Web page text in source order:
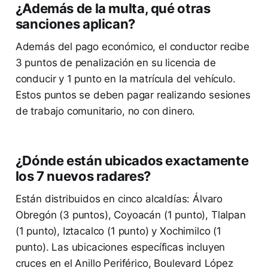
¿Además de la multa, qué otras
sanciones aplican?
Además del pago económico, el conductor recibe
3 puntos de penalización en su licencia de
conducir y 1 punto en la matrícula del vehículo.
Estos puntos se deben pagar realizando sesiones
de trabajo comunitario, no con dinero.
¿Dónde están ubicados exactamente
los 7 nuevos radares?
Están distribuidos en cinco alcaldías: Álvaro
Obregón (3 puntos), Coyoacán (1 punto), Tlalpan
(1 punto), Iztacalco (1 punto) y Xochimilco (1
punto). Las ubicaciones específicas incluyen
cruces en el Anillo Periférico, Boulevard López